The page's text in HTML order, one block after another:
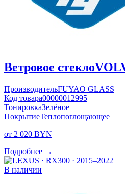
Ветровое стекло
ПроизводительFUYAO GLASS
Код товара00000012995
ТонировкаЗелёное
ПокрытиеТеплопоглощающее
от 2 020 BYN
Подробнее →
В наличии